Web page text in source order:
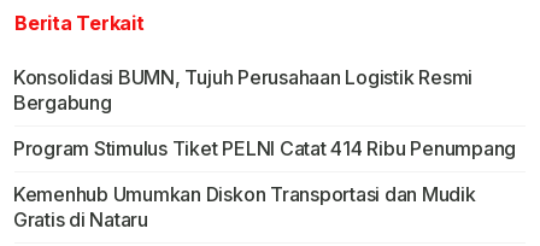
Berita Terkait
Konsolidasi BUMN, Tujuh Perusahaan Logistik Resmi
Bergabung
Program Stimulus Tiket PELNI Catat 414 Ribu Penumpang
Kemenhub Umumkan Diskon Transportasi dan Mudik
Gratis di Nataru